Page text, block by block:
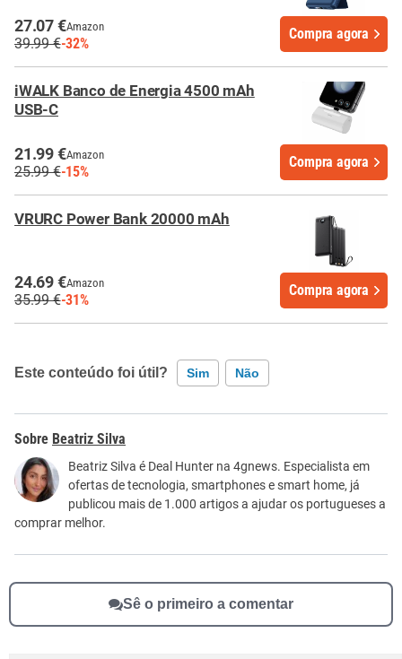
27.07 €Amazon
39.99 €-32%
Compra agora
iWALK Banco de Energia 4500 mAh
USB-C
21.99 €Amazon
25.99 €-15%
Compra agora
VRURC Power Bank 20000 mAh
24.69 €Amazon
35.99 €-31%
Compra agora
Este conteúdo foi útil? Sim Não
Este conteúdo contém informação incorreta
Este conteúdo não tem a informação que procuro
Outro
Beatriz Silva
Beatriz Silva é Deal Hunter na 4gnews. Especialista em
ofertas de tecnologia, smartphones e smart home, já
publicou mais de 1.000 artigos a ajudar os portugueses a
comprar melhor.
Sê o primeiro a comentar